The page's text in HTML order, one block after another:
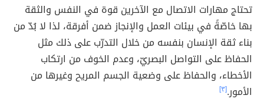
تحتاج مهارات الاتصال مع الآخرين قوة في النفس والثقة
بها خاصّةً في بيئات العمل والإنجاز ضمن أفرقة، لذا لا بُدّ من
بناء ثقة الإنسان بنفسه من خلال التدرّب على ذلك مثل
الحفاظ على التواصل البصريّ، وعدم الخوف من ارتكاب
الأخطاء، والحفاظ على وضعية الجسم المريح وغيرها من
الأمور.[٣]